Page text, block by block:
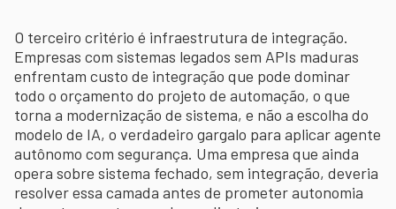
O terceiro critério é infraestrutura de integração.
Empresas com sistemas legados sem APIs maduras
enfrentam custo de integração que pode dominar
todo o orçamento do projeto de automação, o que
torna a modernização de sistema, e não a escolha do
modelo de IA, o verdadeiro gargalo para aplicar agente
autônomo com segurança. Uma empresa que ainda
opera sobre sistema fechado, sem integração, deveria
resolver essa camada antes de prometer autonomia